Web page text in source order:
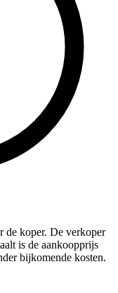
de koper. De verkoper
is de aankoopprijs
bijkomende kosten.